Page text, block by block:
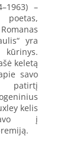
–
yra
keletą
savo
patirtį
kelis
į